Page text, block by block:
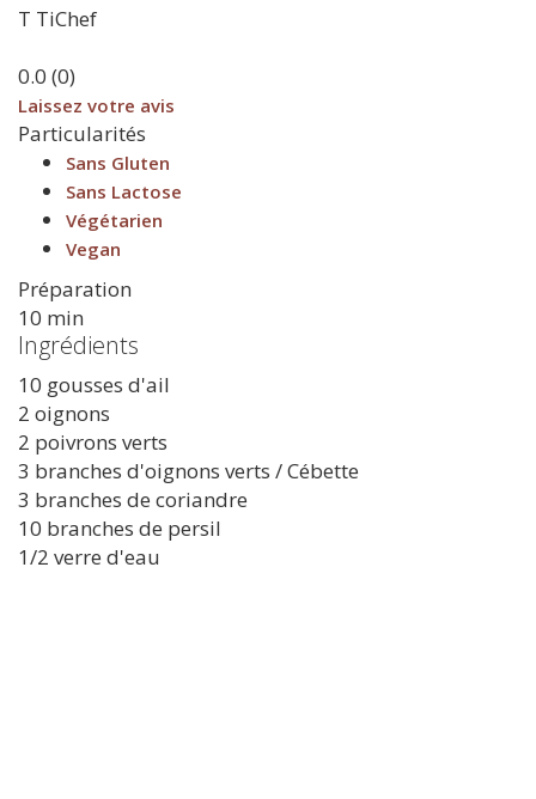
T TiChef
0.0 (0)
Laissez votre avis
Particularités
Sans Gluten
Sans Lactose
Végétarien
Vegan
Préparation
10 min
Ingrédients
10 gousses d'ail
2 oignons
2 poivrons verts
3 branches d'oignons verts / Cébette
3 branches de coriandre
10 branches de persil
1/2 verre d'eau